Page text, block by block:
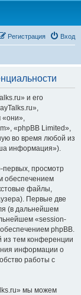
Вход
Регистрация
и его
«они»,
«phpBB Limited»,
во время любой из
информация»).
просмотр
обеспечением
файлы,
Первые две
(в дальнейшем
«session-
phpBB.
из тем конференции
информации о
работы с
мы можем